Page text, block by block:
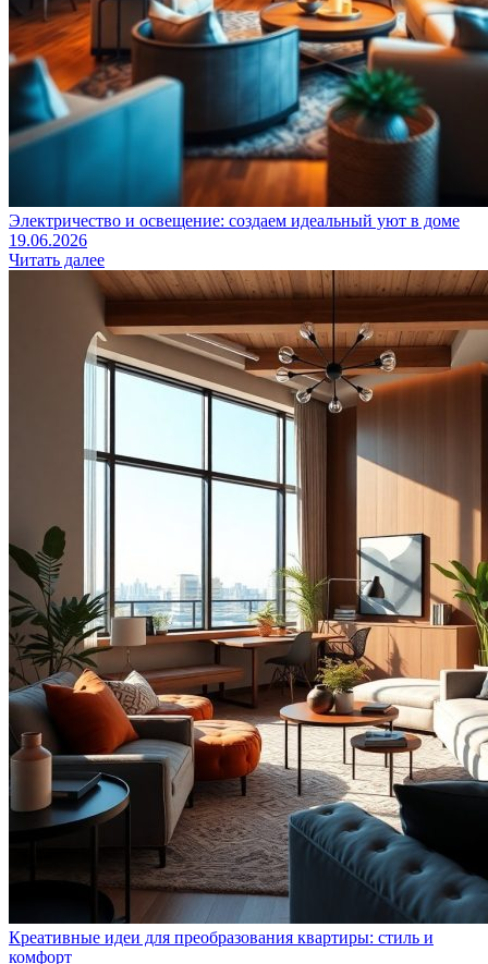
Электричество и освещение: создаем идеальный уют в доме
19.06.2026
Читать далее
Креативные идеи для преобразования квартиры: стиль и
комфорт